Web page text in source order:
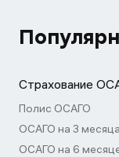
Страхование
Полис ОСАГО
ОСАГО на 3 месяца
ОСАГО на 6